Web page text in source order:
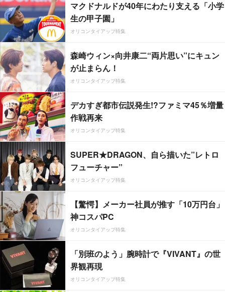
マクドナルドが40年にわたり支える「小学
生の甲子園」
オリコンタイアップ特集
森崎ウィン×向井康二“両片思い”にキュン
が止まらん！
オリコンタイアップ特集
デカすぎ都市伝説発生!?ファミマ45％増量
作戦再来
オリコンタイアップ特集
SUPER★DRAGON、自ら描いた”レトロ
フューチャー”
オリコンタイアップ特集
【驚愕】メーカー社員が推す「10万円台」
神コスパPC
オリコンタイアップ特集
「別班のよう」腕時計で『VIVANT』の世
界観再現
オリコンタイアップ特集